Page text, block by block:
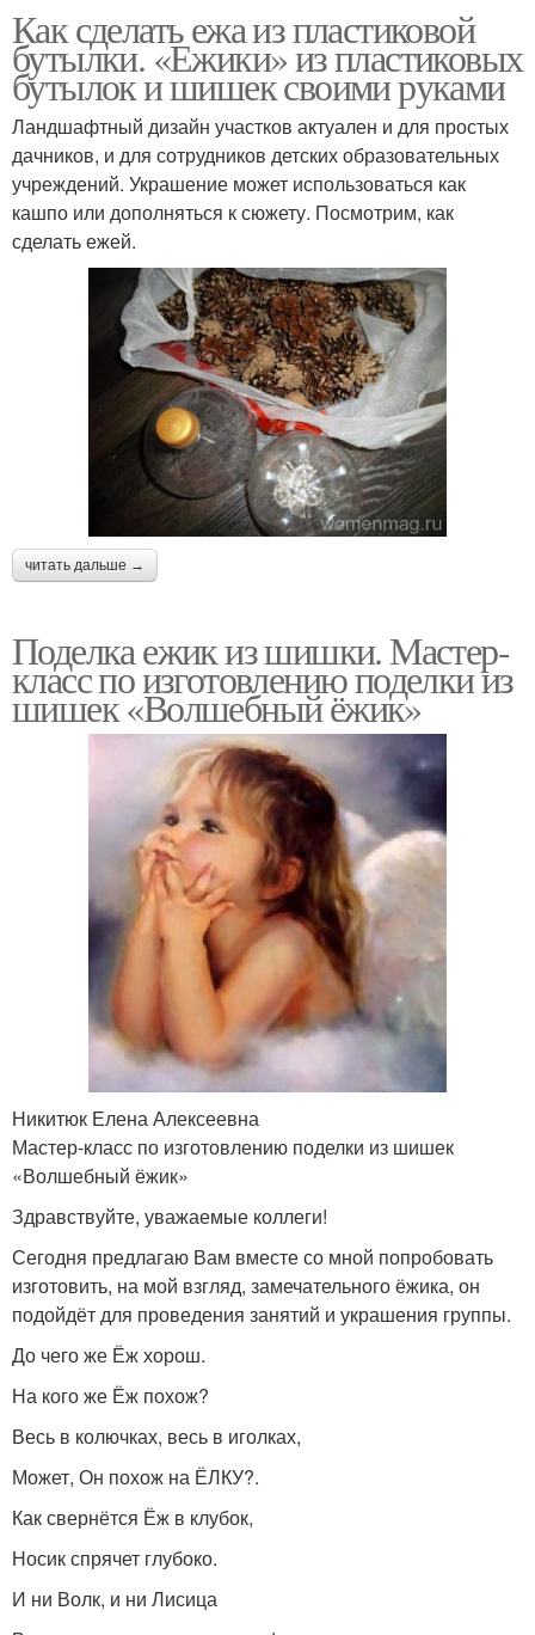
Как сделать ежа из пластиковой
бутылки. «Ежики» из пластиковых
бутылок и шишек своими руками
Ландшафтный дизайн участков актуален и для простых
дачников, и для сотрудников детских образовательных
учреждений. Украшение может использоваться как
кашпо или дополняться к сюжету. Посмотрим, как
сделать ежей.
читать дальше →
Поделка ежик из шишки. Мастер-
класс по изготовлению поделки из
шишек «Волшебный ёжик»
Никитюк Елена Алексеевна
Мастер-класс по изготовлению поделки из шишек
«Волшебный ёжик»
Здравствуйте, уважаемые коллеги!
Сегодня предлагаю Вам вместе со мной попробовать
изготовить, на мой взгляд, замечательного ёжика, он
подойдёт для проведения занятий и украшения группы.
До чего же Ёж хорош.
На кого же Ёж похож?
Весь в колючках, весь в иголках,
Может, Он похож на ЁЛКУ?.
Как свернётся Ёж в клубок,
Носик спрячет глубоко.
И ни Волк, и ни Лисица